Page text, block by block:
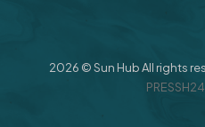
2026 © Sun Hub All rights
PRESSH24